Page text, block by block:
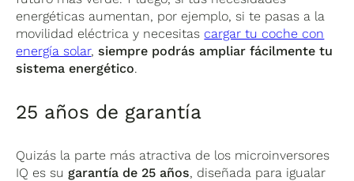
energéticas aumentan, por ejemplo, si te pasas a la
movilidad eléctrica y necesitas cargar tu coche con
energía solar,siempre podrás ampliar fácilmente tu
sistema energético.
25 años de garantía
Quizás la parte más atractiva de los microinversores
IQ es su garantía de 25 años, diseñada para igualar